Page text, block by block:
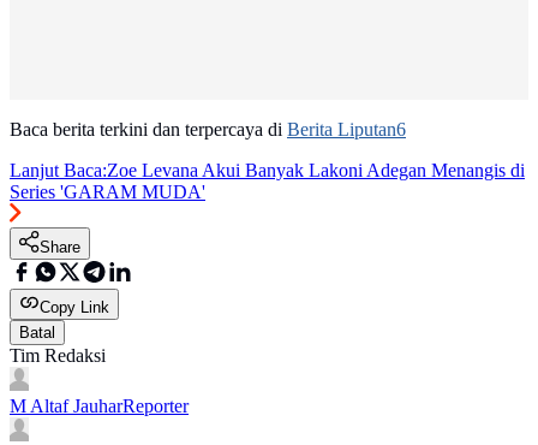
Baca berita terkini dan terpercaya di Berita Liputan6
Lanjut Baca:Zoe Levana Akui Banyak Lakoni Adegan Menangis di
Series 'GARAM MUDA'
Share
Copy Link
Batal
Tim Redaksi
M Altaf JauharReporter